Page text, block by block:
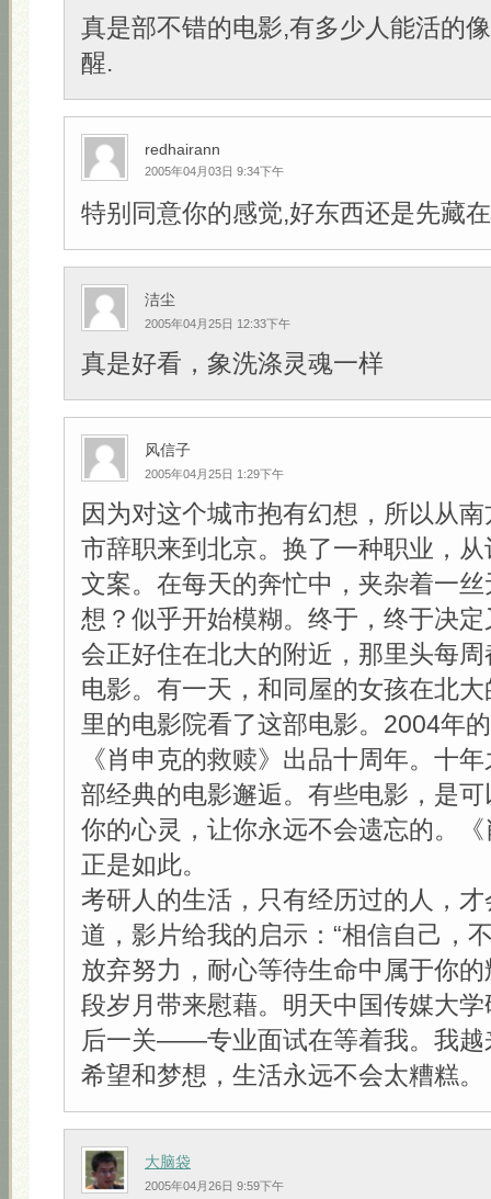
真是部不错的电影,有多少人能活的
醒.
redhairann
2005年04月03日 9:34下午
特别同意你的感觉,好东西还是先藏
洁尘
2005年04月25日 12:33下午
真是好看，象洗涤灵魂一样
风信子
2005年04月25日 1:29下午
因为对这个城市抱有幻想，所以从
市辞职来到北京。换了一种职业，
文案。在每天的奔忙中，夹杂着一
想？似乎开始模糊。终于，终于决
会正好住在北大的附近，那里头每
电影。有一天，和同屋的女孩在北
里的电影院看了这部电影。2004年
《肖申克的救赎》出品十周年。十
部经典的电影邂逅。有些电影，是
你的心灵，让你永远不会遗忘的。
正是如此。
考研人的生活，只有经历过的人，
道，影片给我的启示：“相信自己，
放弃努力，耐心等待生命中属于你的
段岁月带来慰藉。明天中国传媒大
后一关——专业面试在等着我。我越
希望和梦想，生活永远不会太糟糕。
大脑袋
2005年04月26日 9:59下午